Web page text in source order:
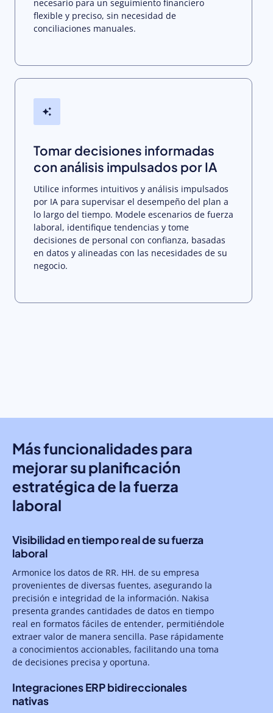
necesario para un seguimiento financiero
flexible y preciso, sin necesidad de
conciliaciones manuales.
Tomar decisiones informadas
con análisis impulsados por IA
Utilice informes intuitivos y análisis impulsados
por IA para supervisar el desempeño del plan a
lo largo del tiempo. Modele escenarios de fuerza
laboral, identifique tendencias y tome
decisiones de personal con confianza, basadas
en datos y alineadas con las necesidades de su
negocio.
Más funcionalidades para
mejorar su planificación
estratégica de la fuerza
laboral
Visibilidad en tiempo real de su fuerza
laboral
Armonice los datos de RR. HH. de su empresa
provenientes de diversas fuentes, asegurando la
precisión e integridad de la información. Nakisa
presenta grandes cantidades de datos en tiempo
real en formatos fáciles de entender, permitiéndole
extraer valor de manera sencilla. Pase rápidamente
a conocimientos accionables, facilitando una toma
de decisiones precisa y oportuna.
Integraciones ERP bidireccionales
nativas